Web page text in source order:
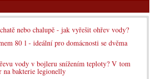
nebo chalupě - jak vyřešit ohřev vody?
80 l - ideální pro domácnosti se dvěma
vody v bojleru snížením teploty? V tom
na bakterie legionelly